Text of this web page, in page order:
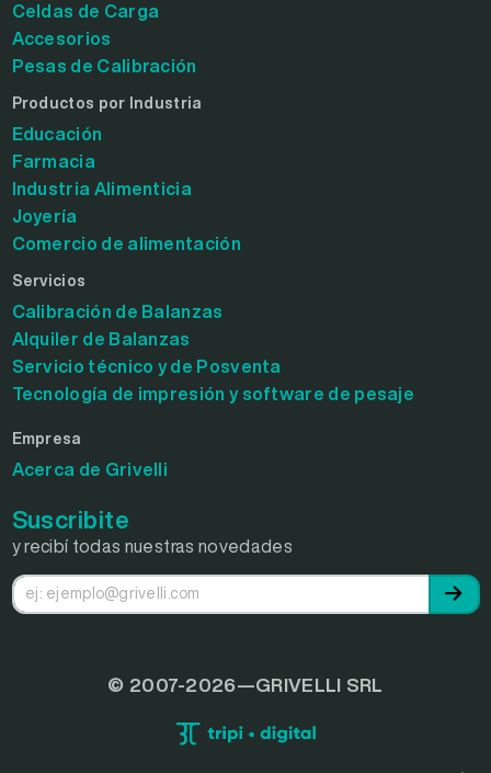
Celdas de Carga
Accesorios
Pesas de Calibración
Productos por Industria
Educación
Farmacia
Industria Alimenticia
Joyería
Comercio de alimentación
Servicios
Calibración de Balanzas
Alquiler de Balanzas
Servicio técnico y de Posventa
Tecnología de impresión y software de pesaje
Empresa
Acerca de Grivelli
Suscribite
y recibí todas nuestras novedades
© 2007-2026—GRIVELLI SRL